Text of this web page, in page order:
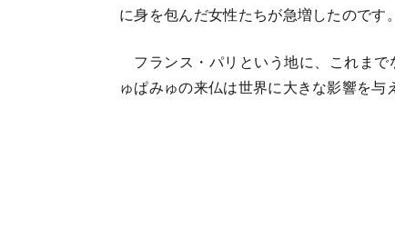
に身を包んだ女性たちが急増したのです。
フランス・パリという地に、これま
ゅぱみゅの来仏は世界に大きな影響を与